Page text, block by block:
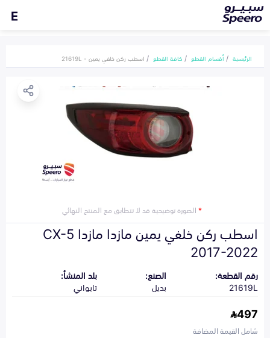
E
الرئيسية أقسام القطع كافة القطع اسطب ركن خلفي يمين - 21619L
*الصورة توضيحية قد لا تتطابق مع المنتج النهائي
اسطب ركن خلفي يمين مازدا مازدا CX-5
2017-2022
رقم القطعة:
21619L
الصنع:
بديل
بلد المنشأ:
تايواني
497
شامل القيمة المضافة